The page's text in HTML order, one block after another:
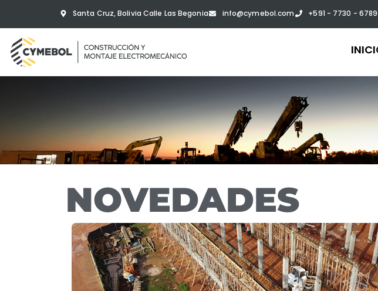
Santa Cruz, Bolivia Calle Las Begonia info@cymebol.com +591 - 7730 - 6789
NOVEDADES